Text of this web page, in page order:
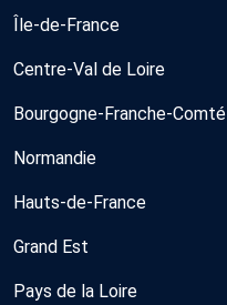
Île-de-France
Centre-Val de Loire
Bourgogne-Franche-Comté
Normandie
Hauts-de-France
Grand Est
Pays de la Loire